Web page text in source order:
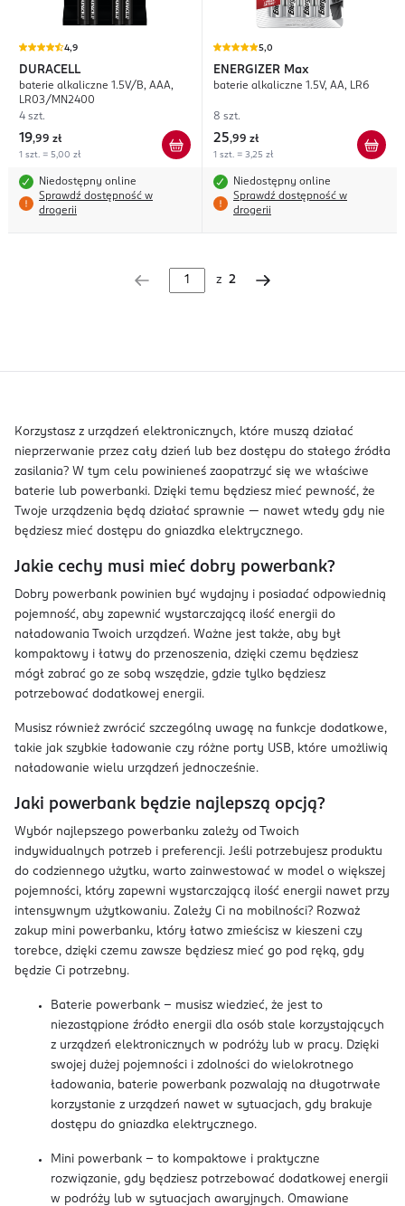
4,9
DURACELL
baterie alkaliczne 1.5V/B, AAA,
LR03/MN2400
4 szt.
19,99 zł
1 szt. = 5,00 zł
Niedostępny online
Sprawdź dostępność w
drogerii
5,0
ENERGIZER Max
baterie alkaliczne 1.5V, AA, LR6
8 szt.
25,99 zł
1 szt. = 3,25 zł
Niedostępny online
Sprawdź dostępność w
drogerii
z 2
Korzystasz z urządzeń elektronicznych, które muszą działać
nieprzerwanie przez cały dzień lub bez dostępu do stałego źródła
zasilania? W tym celu powinieneś zaopatrzyć się we właściwe
baterie lub powerbanki. Dzięki temu będziesz mieć pewność, że
Twoje urządzenia będą działać sprawnie — nawet wtedy gdy nie
będziesz mieć dostępu do gniazdka elektrycznego.
Jakie cechy musi mieć dobry powerbank?
Dobry powerbank powinien być wydajny i posiadać odpowiednią
pojemność, aby zapewnić wystarczającą ilość energii do
naładowania Twoich urządzeń. Ważne jest także, aby był
kompaktowy i łatwy do przenoszenia, dzięki czemu będziesz
mógł zabrać go ze sobą wszędzie, gdzie tylko będziesz
potrzebować dodatkowej energii.
Musisz również zwrócić szczególną uwagę na funkcje dodatkowe,
takie jak szybkie ładowanie czy różne porty USB, które umożliwią
naładowanie wielu urządzeń jednocześnie.
Jaki powerbank będzie najlepszą opcją?
Wybór najlepszego powerbanku zależy od Twoich
indywidualnych potrzeb i preferencji. Jeśli potrzebujesz produktu
do codziennego użytku, warto zainwestować w model o większej
pojemności, który zapewni wystarczającą ilość energii nawet przy
intensywnym użytkowaniu. Zależy Ci na mobilności? Rozważ
zakup mini powerbanku, który łatwo zmieścisz w kieszeni czy
torebce, dzięki czemu zawsze będziesz mieć go pod ręką, gdy
będzie Ci potrzebny.
Baterie powerbank – musisz wiedzieć, że jest to
niezastąpione źródło energii dla osób stale korzystających
z urządzeń elektronicznych w podróży lub w pracy. Dzięki
swojej dużej pojemności i zdolności do wielokrotnego
ładowania, baterie powerbank pozwalają na długotrwałe
korzystanie z urządzeń nawet w sytuacjach, gdy brakuje
dostępu do gniazdka elektrycznego.
Mini powerbank – to kompaktowe i praktyczne
rozwiązanie, gdy będziesz potrzebować dodatkowej energii
w podróży lub w sytuacjach awaryjnych. Omawiane